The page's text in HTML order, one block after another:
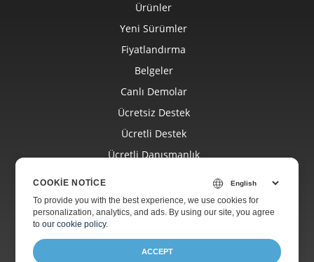
Ürünler
Yeni Sürümler
Fiyatlandırma
Belgeler
Canlı Demolar
Ücretsiz Destek
Ücretli Destek
Ücretli Danışmanlık
Web Siteleri
Hakkında
COOKIE NOTICE
To provide you with the best experience, we use cookies for
personalization, analytics, and ads. By using our site, you agree
toour cookie policy.
ACCEPT